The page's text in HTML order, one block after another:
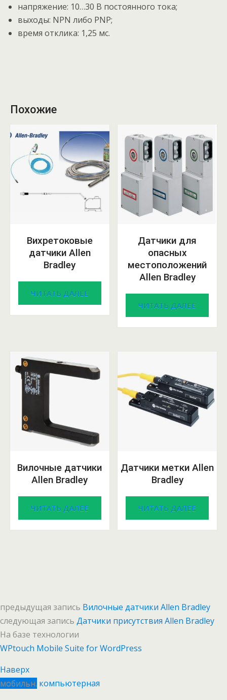
напряжение: 10…30 В постоянного тока;
выходы: NPN либо PNP;
время отклика: 1,25 мс.
Похожие
Вихретоковые
датчики Allen
Bradley
ЧИТАТЬ ДАЛЕЕ
Датчики для
опасных
местоположений
Allen Bradley
ЧИТАТЬ ДАЛЕЕ
Вилочные датчики
Allen Bradley
ЧИТАТЬ ДАЛЕЕ
Датчики метки Allen
Bradley
ЧИТАТЬ ДАЛЕЕ
предыдущая запись Вилочные датчики Allen Bradley
следующая запись Датчики присутствия Allen Bradley
На базе технологии
WPtouch Mobile Suite for WordPress
Наверх
мобильн. компьютерная